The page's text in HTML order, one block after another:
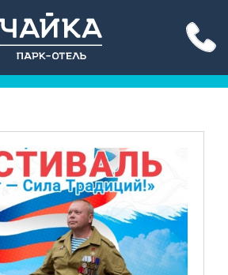
конца лета: вход
500 руб. для всех!
>>